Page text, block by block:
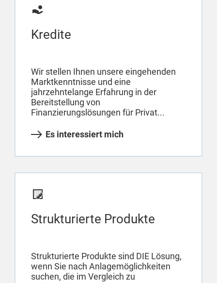
Kredite
Wir stellen Ihnen unsere eingehenden
Marktkenntnisse und eine
jahrzehntelange Erfahrung in der
Bereitstellung von
Finanzierungslösungen für Privat...
Es interessiert mich
Strukturierte Produkte
Strukturierte Produkte sind DIE Lösung,
wenn Sie nach Anlagemöglichkeiten
suchen, die im Vergleich zu